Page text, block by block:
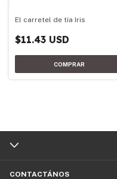
El carretel de tía Iris
$11.43 USD
CONTACTÁNOS